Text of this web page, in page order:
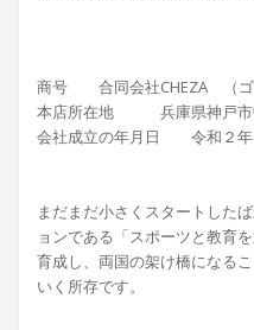
商号 合同会社CHEZA （ゴ
本店所在地 兵庫県神戸市
会社成立の年月日 令和２年
まだまだ小さくスタートした
ョンである「スポーツと教育
育成し、両国の架け橋になる
いく所存です。